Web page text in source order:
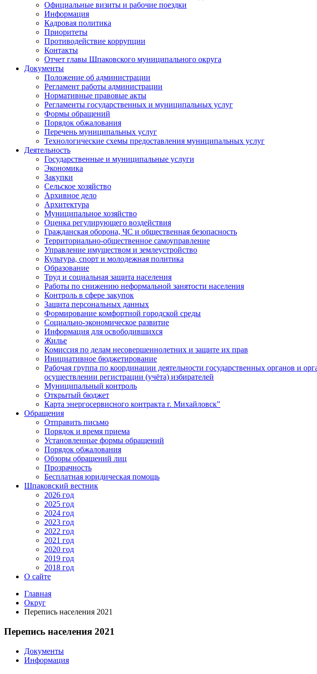
Официальные визиты и рабочие поездки
Информация
Кадровая политика
Приоритеты
Противодействие коррупции
Контакты
Отчет главы Шпаковского муниципального округа
Документы
Положение об администрации
Регламент работы администрации
Нормативные правовые акты
Регламенты государственных и муниципальных услуг
Формы обращений
Порядок обжалования
Перечень муниципальных услуг
Технологические схемы предоставления муниципальных услуг
Деятельность
Государственные и муниципальные услуги
Экономика
Закупки
Сельское хозяйство
Архивное дело
Архитектура
Муниципальное хозяйство
Оценка регулирующего воздействия
Гражданская оборона, ЧС и общественная безопасность
Территориально-общественное самоуправление
Управление имуществом и землеустройство
Культура, спорт и молодежная политика
Образование
Труд и социальная защита населения
Работы по снижению неформальной занятости населения
Контроль в сфере закупок
Защита персональных данных
Формирование комфортной городской среды
Социально-экономическое развитие
Информация для освободившихся
Жилье
Комиссия по делам несовершеннолетних и защите их прав
Инициативное бюджетирование
Рабочая группа по координации деятельности государственных органов и
осуществлении регистрации (учёта) избирателей
Муниципальный контроль
Открытый бюджет
Карта энергосервисного контракта г. Михайловск"
Обращения
Отправить письмо
Порядок и время приема
Установленные формы обращений
Порядок обжалования
Обзоры обращений лиц
Прозрачность
Бесплатная юридическая помощь
Шпаковский вестник
2026 год
2025 год
2024 год
2023 год
2022 год
2021 год
2020 год
2019 год
2018 год
О сайте
Главная
Округ
Перепись населения 2021
Перепись населения 2021
Документы
Информация